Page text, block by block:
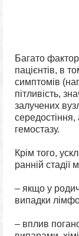
Багато
пацієнтів, в
симптомів
пітливість,
залучених
гемостазу.
Крім того,
ранній стадії
– якщо у
випадки
– вплив